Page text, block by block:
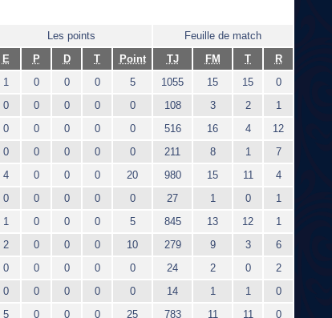
Les points
Feuille de match
E P D T Point TJ FM T
R
1 0 0 0 5 1055 15 15
0
0 0 0 0 0 108 3 2
1
0 0 0 0 0 516 16 4
12
0 0 0 0 0 211 8 1
7
4 0 0 0 20 980 15 11
4
0 0 0 0 0 27 1 0
1
1 0 0 0 5 845 13 12
1
2 0 0 0 10 279 9 3
6
0 0 0 0 0 24 2 0
2
0 0 0 0 0 14 1 1
0
5 0 0 0 25 783 11 11
0